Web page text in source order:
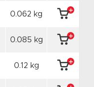
0.062 kg
0.085 kg
0.12 kg